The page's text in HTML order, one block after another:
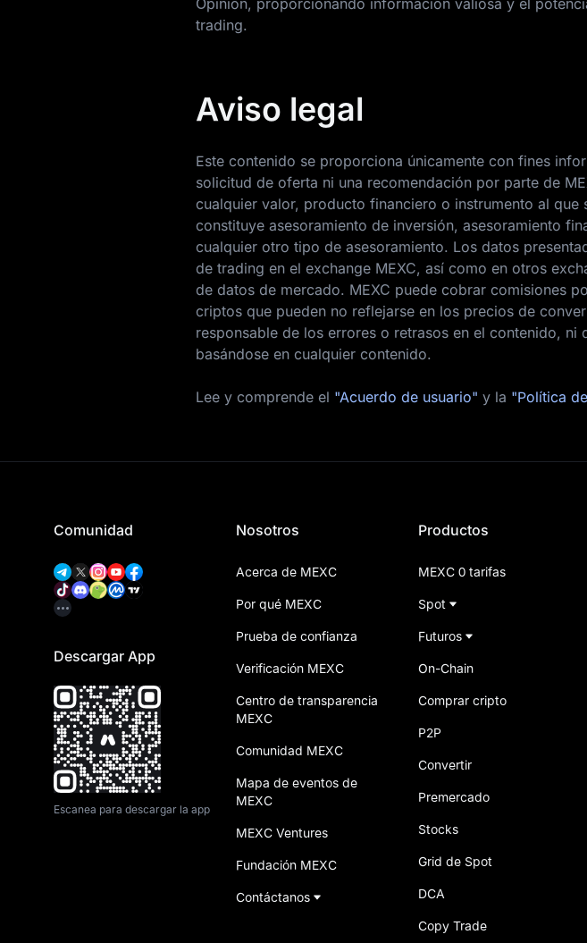
Opinion, proporcionando información valiosa y el
trading.
Aviso legal
Este contenido se proporciona únicamente con fines
solicitud de oferta ni una recomendación por parte de
cualquier valor, producto financiero o instrumento al que
constituye asesoramiento de inversión, asesoramiento
cualquier otro tipo de asesoramiento. Los datos
de trading en el exchange MEXC, así como en otros
de datos de mercado. MEXC puede cobrar comisiones
criptos que pueden no reflejarse en los precios de
responsable de los errores o retrasos en el contenido, ni
basándose en cualquier contenido.
Lee y comprende el "Acuerdo de usuario" y la "Política
Comunidad
Descargar App
Escanea para descargar la app
Nosotros
Acerca de MEXC
Por qué MEXC
Prueba de confianza
Verificación MEXC
Centro de transparencia
MEXC
Comunidad MEXC
Mapa de eventos de
MEXC
MEXC Ventures
Fundación MEXC
Contáctanos
Productos
MEXC 0 tarifas
Spot
Futuros
On-Chain
Comprar cripto
P2P
Convertir
Premercado
Stocks
Grid de Spot
DCA
Copy Trade